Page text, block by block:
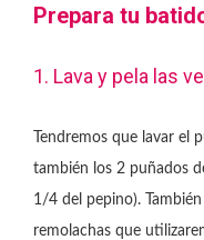
Prepara tu
1. Lava y pela las
Tendremos que lavar el
también los 2 puñados
1/4 del pepino).
remolachas que